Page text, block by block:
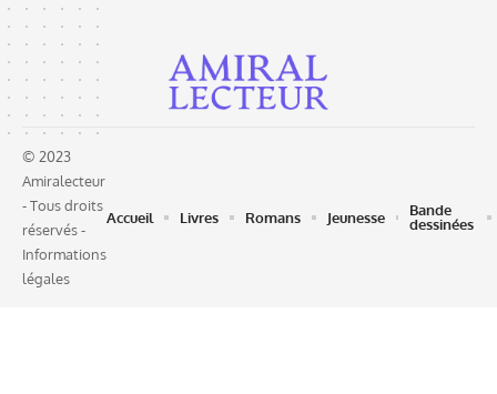
© 2023
Amiralecteur
- Tous droits
réservés -
Informations
légales
Accueil Livres Romans Jeunesse
Bande
dessinées